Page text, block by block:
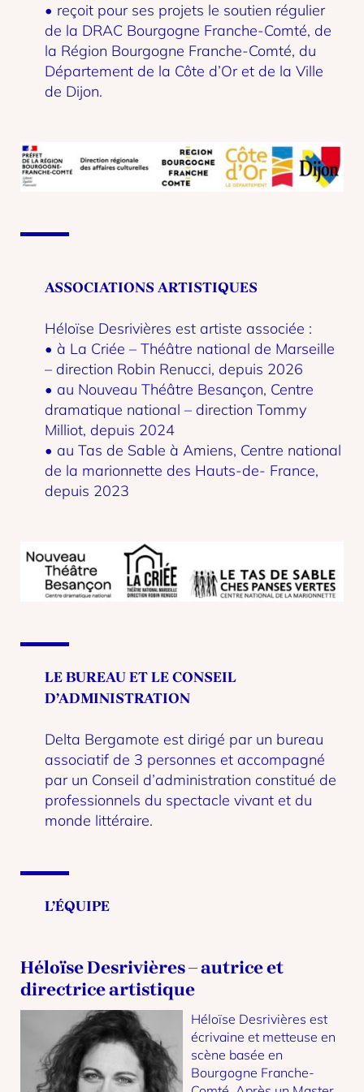
• reçoit pour ses projets le soutien régulier
de la DRAC Bourgogne Franche-Comté, de
la Région Bourgogne Franche-Comté, du
Département de la Côte d’Or et de la Ville
de Dijon.
ASSOCIATIONS ARTISTIQUES
Héloïse Desrivières est artiste associée :
• à La Criée – Théâtre national de Marseille
– direction Robin Renucci, depuis 2026
• au Nouveau Théâtre Besançon, Centre
dramatique national – direction Tommy
Milliot, depuis 2024
• au Tas de Sable à Amiens, Centre national
de la marionnette des Hauts-de- France,
depuis 2023
LE BUREAU ET LE CONSEIL
D’ADMINISTRATION
Delta Bergamote est dirigé par un bureau
associatif de 3 personnes et accompagné
par un Conseil d’administration constitué de
professionnels du spectacle vivant et du
monde littéraire.
L’ÉQUIPE
Héloïse Desrivières – autrice et
directrice artistique
Héloïse Desrivières est
écrivaine et metteuse en
scène basée en
Bourgogne Franche-